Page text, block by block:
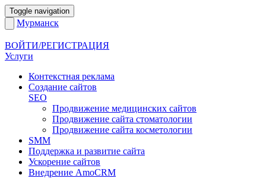
Toggle navigation
Мурманск
ВОЙТИ/РЕГИСТРАЦИЯ
Услуги
Контекстная реклама
Создание сайтов
SEO
Продвижение медицинских сайтов
Продвижение сайта стоматологии
Продвижение сайта косметологии
SMM
Поддержка и развитие сайта
Ускорение сайтов
Внедрение AmoCRM